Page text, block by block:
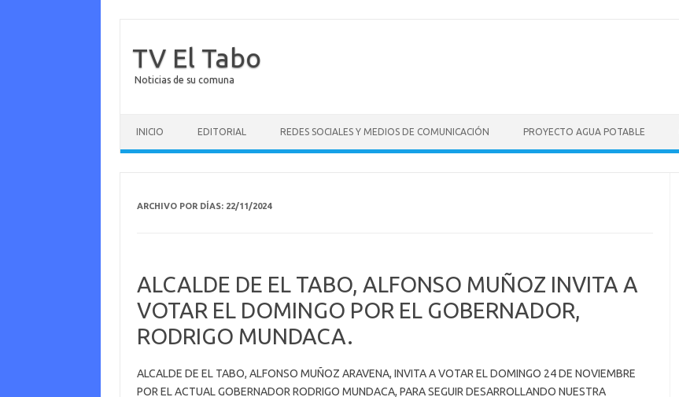
TV El Tabo
Noticias de su comuna
INICIO EDITORIAL REDES SOCIALES Y MEDIOS DE COMUNICACIÓN PROYECTO AGUA POTABLE
ARCHIVO POR DÍAS: 22/11/2024
ALCALDE DE EL TABO, ALFONSO MUÑOZ INVITA A
VOTAR EL DOMINGO POR EL GOBERNADOR,
RODRIGO MUNDACA.
ALCALDE DE EL TABO, ALFONSO MUÑOZ ARAVENA, INVITA A VOTAR EL DOMINGO 24 DE NOVIEMBRE
POR EL ACTUAL GOBERNADOR RODRIGO MUNDACA, PARA SEGUIR DESARROLLANDO NUESTRA